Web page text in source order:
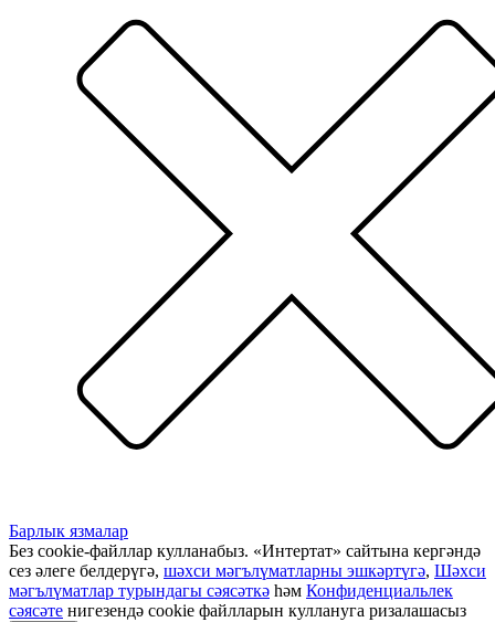
Барлык язмалар
Без cookie-файллар кулланабыз. «Интертат» сайтына кергәндә
сез әлеге белдерүгә, шәхси мәгълүматларны эшкәртүгә, Шәхси
мәгълүматлар турындагы сәясәткә һәм Конфиденциальлек
сәясәте нигезендә cookie файлларын куллануга ризалашасыз